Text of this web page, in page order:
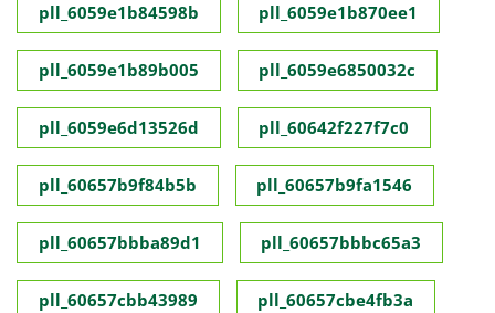
pll_6059e1b84598b pll_6059e1b870ee1
pll_6059e1b89b005 pll_6059e6850032c
pll_6059e6d13526d pll_60642f227f7c0
pll_60657b9f84b5b pll_60657b9fa1546
pll_60657bbba89d1 pll_60657bbbc65a3
pll_60657cbb43989 pll_60657cbe4fb3a